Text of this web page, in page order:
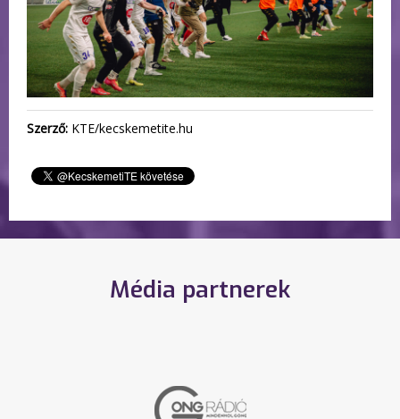
Szerző: KTE/kecskemetite.hu
Média partnerek